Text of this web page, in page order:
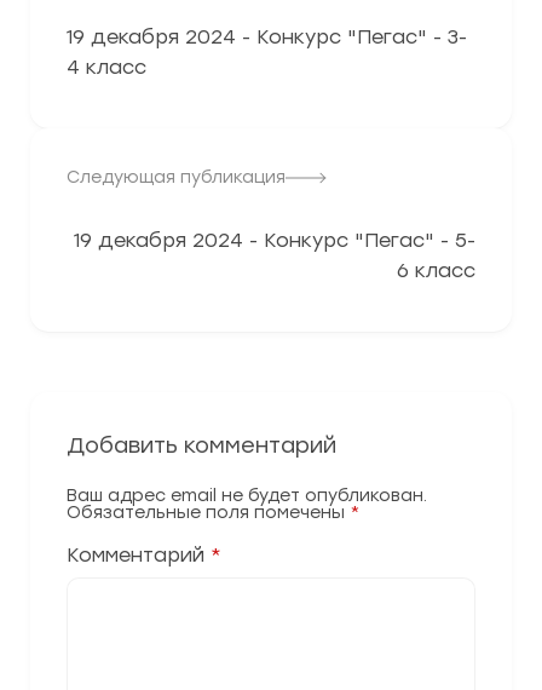
19 декабря 2024 - Конкурс "Пегас" - 3-
4 класс
Следующая публикация
19 декабря 2024 - Конкурс "Пегас" - 5-
6 класс
Добавить комментарий
Ваш адрес email не будет опубликован.
Обязательные поля помечены *
Комментарий *